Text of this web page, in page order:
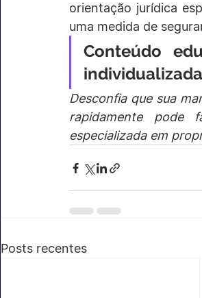
orientação jurídica
uma medida de
Conteúdo
Desconfia que sua
rapidamente pode
especializada em
Posts recentes